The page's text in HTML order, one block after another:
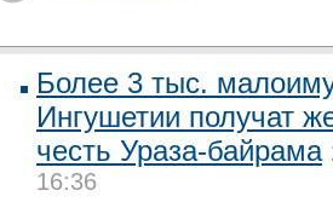
Более 3 тыс.
Ингушетии получат
честь Ураза-байрама
16:36